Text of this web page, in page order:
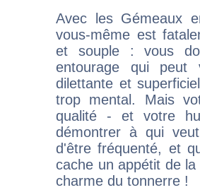
Avec les Gémeaux
vous-même est
et souple : vous
entourage qui
dilettante et
trop mental. Mais
qualité - et votre
démontrer à qui
d'être fréquenté, et
cache un appétit de
charme du tonnerre !